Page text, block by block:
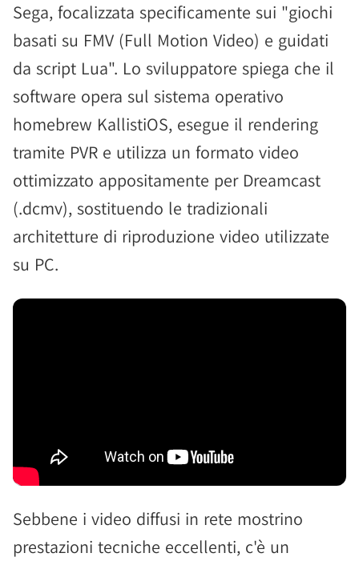
Sega, focalizzata specificamente sui "giochi
basati su FMV (Full Motion Video) e guidati
da script Lua". Lo sviluppatore spiega che il
software opera sul sistema operativo
homebrew KallistiOS, esegue il rendering
tramite PVR e utilizza un formato video
ottimizzato appositamente per Dreamcast
(.dcmv), sostituendo le tradizionali
architetture di riproduzione video utilizzate
su PC.
Sebbene i video diffusi in rete mostrino
prestazioni tecniche eccellenti, c'è un